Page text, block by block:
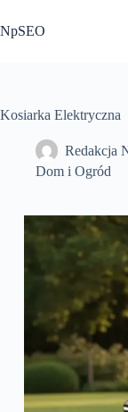
do
treści
NpSEO
Kosiarka Elektryczna
Redakcja
Dom i Ogród